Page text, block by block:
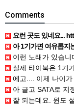
Comments
요런 곳도 있네요...
아 1기가면 여유롭지
이런 노래가 있습니다 ㅎㅎ
실제 타이북은 1기가이지만 UTM 설정
에고.... 이제 나이가 많아서,,, 이
아 글고 SATA로 지정해도 됩니다
잘 되는데요. 윈도 설정 문제